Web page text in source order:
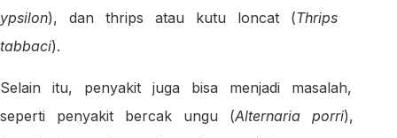
ypsilon), dan thrips atau kutu loncat (Thrips
tabbaci).
Selain itu, penyakit juga bisa menjadi masalah,
seperti penyakit bercak ungu (Alternaria porri),